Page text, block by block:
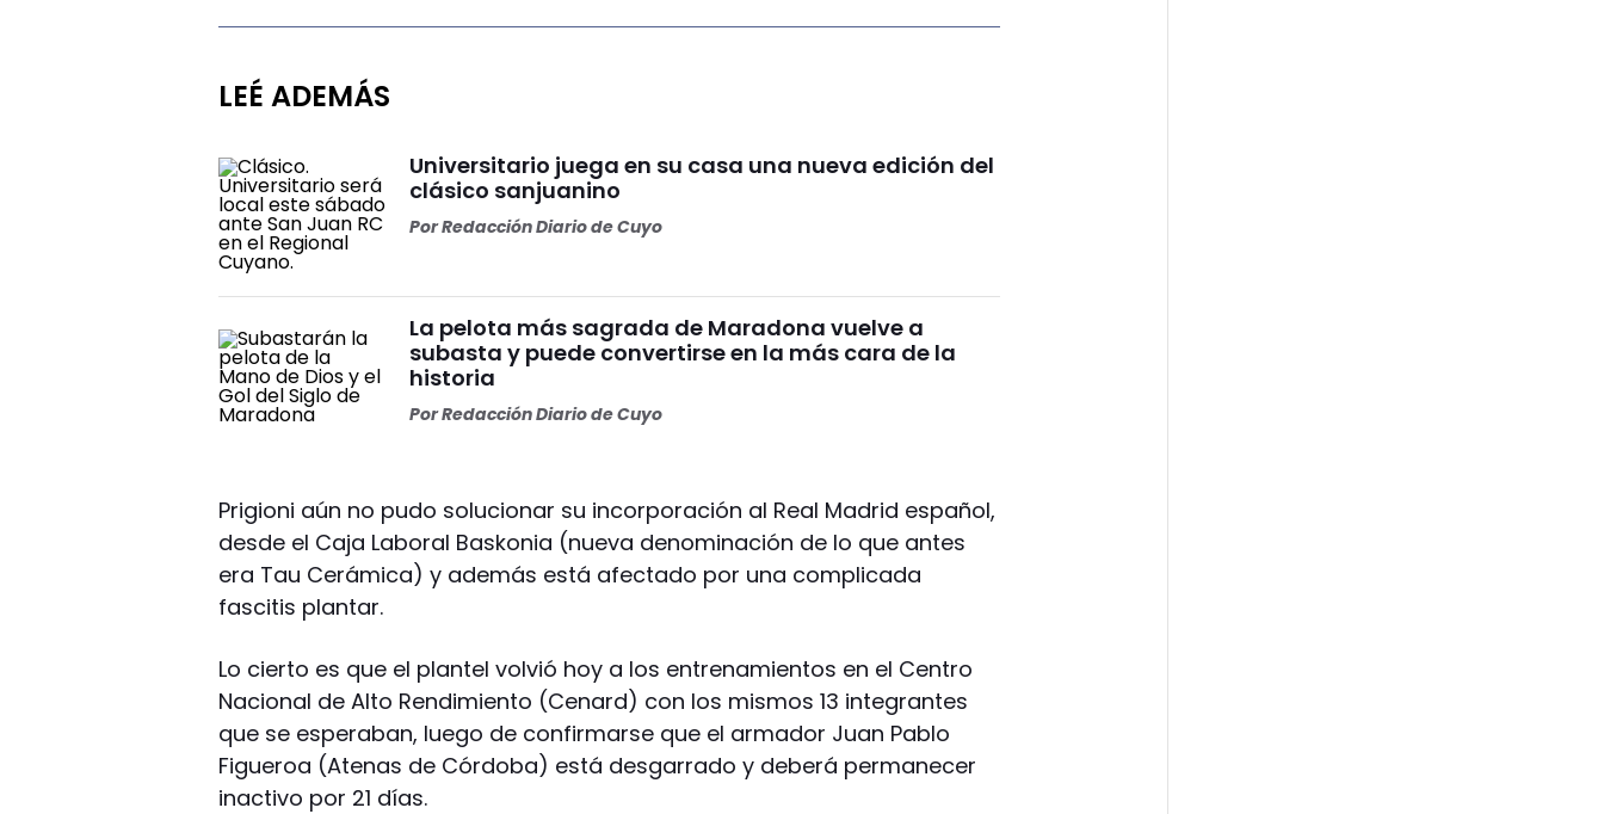
LEÉ ADEMÁS
Universitario juega en su casa una nueva edición del
clásico sanjuanino
PorRedacción Diario de Cuyo
La pelota más sagrada de Maradona vuelve a
subasta y puede convertirse en la más cara de la
historia
PorRedacción Diario de Cuyo
Prigioni aún no pudo solucionar su incorporación al Real Madrid español,
desde el Caja Laboral Baskonia (nueva denominación de lo que antes
era Tau Cerámica) y además está afectado por una complicada
fascitis plantar.
Lo cierto es que el plantel volvió hoy a los entrenamientos en el Centro
Nacional de Alto Rendimiento (Cenard) con los mismos 13 integrantes
que se esperaban, luego de confirmarse que el armador Juan Pablo
Figueroa (Atenas de Córdoba) está desgarrado y deberá permanecer
inactivo por 21 días.